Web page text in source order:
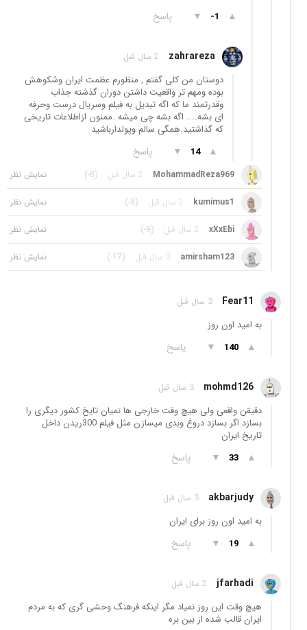
▲
-1
▼ پاسخ
zahrareza 2 سال قبل
دوستان من کلی گفتم , منظورم عظمت ایران وشکوهش
بوده ومهم تر واقعیت داشتن دوران گذشته جذاب
وقدرتمند ما که اگه تبدیل به فیلم وسریال درست وحرفه
ای بشه.... اگه بشه چی میشه .ممنون ازاطلاعات تاریخی
که گذاشتید.همگی سالم وپولدارباشید
▲
14
▼ پاسخ
MohammadReza969 2 سال قبل (-8)
kumimus1 2 سال قبل (-8)
xXxEbi 2 سال قبل (-9)
amirsham123 3 سال قبل (-17)
Fear11 3 سال قبل
به امید اون روز
▲
140
▼ پاسخ
mohmd126 3 سال قبل
دقیقن واقعی ولی هیچ وقت خارجی ها نمیان تایخ کشور دیگری را
بسازد اگر بسازد دروغ وبدی میسازن مثل فیلم 300ریدن داخل
تاریخ ایران
▲
33
▼ پاسخ
akbarjudy 3 سال قبل
به امید اون روز برای ایران
▲
19
▼ پاسخ
jfarhadi 2 سال قبل
هیچ وقت این روز نمیاد مگر اینکه فرهنگ وحشی گری که به مردم
ایران قالب شده از بین بره